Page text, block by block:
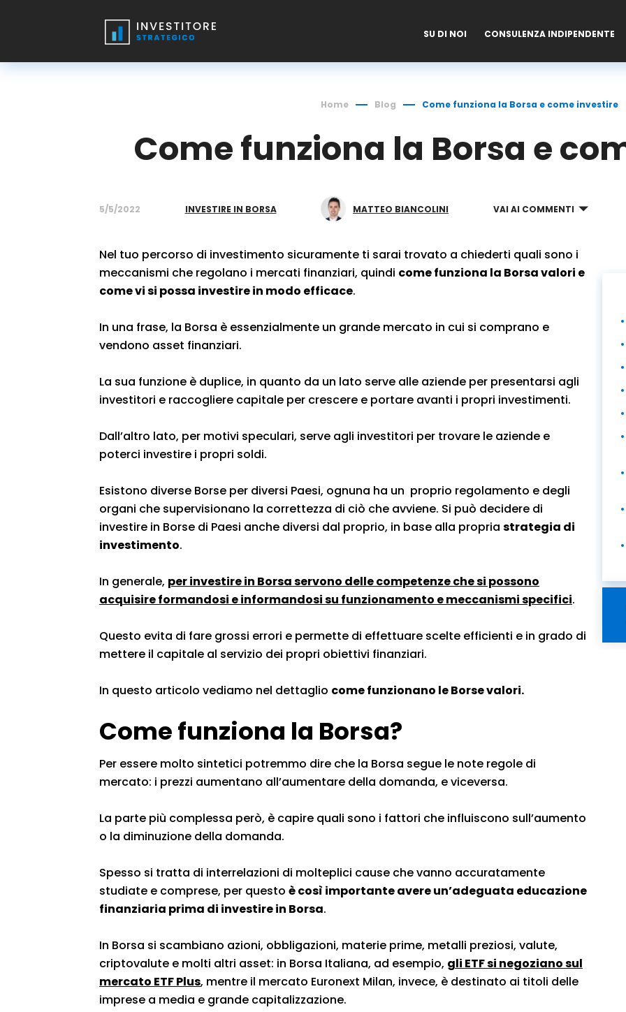
SU DI NOI CONSULENZA INDIPENDENTE
Home Blog Come funziona la Borsa e come investire
Come funziona la Borsa e
5/5/2022 INVESTIRE IN BORSA MATTEO BIANCOLINI VAI AI COMMENTI
Nel tuo percorso di investimento sicuramente ti sarai trovato a chiederti quali sono i
meccanismi che regolano i mercati finanziari, quindi come funziona la Borsa valori e
come vi si possa investire in modo efficace.
In una frase, la Borsa è essenzialmente un grande mercato in cui si comprano e
vendono asset finanziari.
La sua funzione è duplice, in quanto da un lato serve alle aziende per presentarsi agli
investitori e raccogliere capitale per crescere e portare avanti i propri investimenti.
Dall’altro lato, per motivi speculari, serve agli investitori per trovare le aziende e
poterci investire i propri soldi.
Esistono diverse Borse per diversi Paesi, ognuna ha un proprio regolamento e degli
organi che supervisionano la correttezza di ciò che avviene. Si può decidere di
investire in Borse di Paesi anche diversi dal proprio, in base alla propria strategia di
investimento.
In generale, per investire in Borsa servono delle competenze che si possono
acquisire formandosi e informandosi su funzionamento e meccanismi specifici.
Questo evita di fare grossi errori e permette di effettuare scelte efficienti e in grado di
mettere il capitale al servizio dei propri obiettivi finanziari.
In questo articolo vediamo nel dettaglio come funzionano le Borse valori.
Come funziona la Borsa?
Per essere molto sintetici potremmo dire che la Borsa segue le note regole di
mercato: i prezzi aumentano all’aumentare della domanda, e viceversa.
La parte più complessa però, è capire quali sono i fattori che influiscono sull’aumento
o la diminuzione della domanda.
Spesso si tratta di interrelazioni di molteplici cause che vanno accuratamente
studiate e comprese, per questo è così importante avere un’adeguata educazione
finanziaria prima di investire in Borsa.
In Borsa si scambiano azioni, obbligazioni, materie prime, metalli preziosi, valute,
criptovalute e molti altri asset: in Borsa Italiana, ad esempio, gli ETF si negoziano sul
mercato ETF Plus, mentre il mercato Euronext Milan, invece, è destinato ai titoli delle
imprese a media e grande capitalizzazione.